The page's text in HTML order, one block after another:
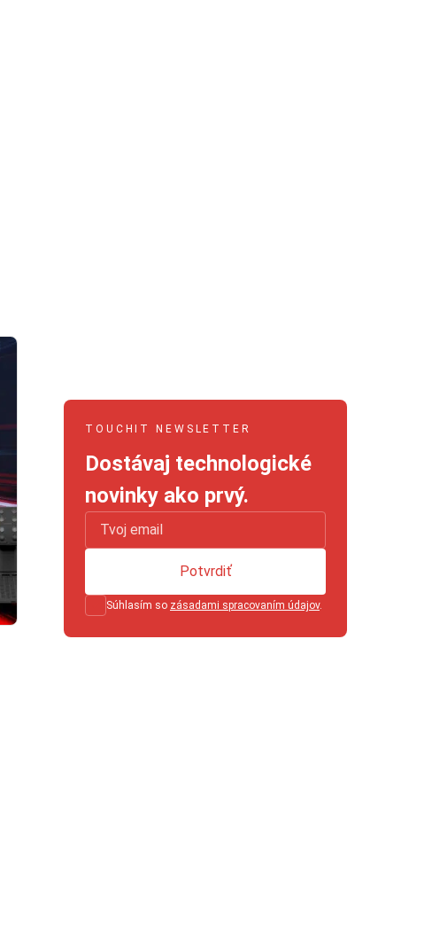
TOUCHIT NEWSLETTER
Dostávaj technologické
novinky ako prvý.
Súhlasím so zásadami spracovaním údajov.
Potvrdiť